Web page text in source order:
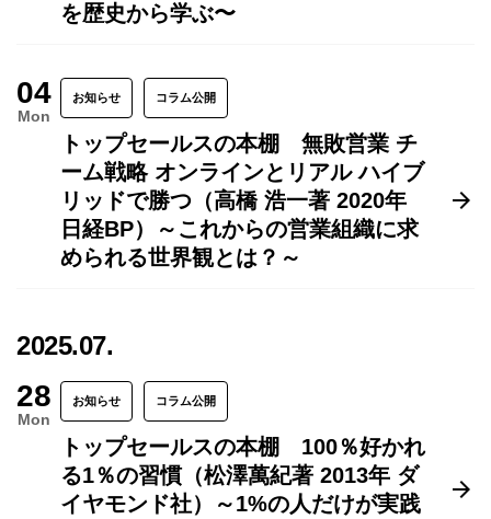
を歴史から学ぶ〜
04
Mon
お知らせ コラム公開
トップセールスの本棚 無敗営業 チ
ーム戦略 オンラインとリアル ハイブ
リッドで勝つ（高橋 浩一著 2020年
日経BP）～これからの営業組織に求
められる世界観とは？～
2025.07.
28
Mon
お知らせ コラム公開
トップセールスの本棚 100％好かれ
る1％の習慣（松澤萬紀著 2013年 ダ
イヤモンド社）～1%の人だけが実践